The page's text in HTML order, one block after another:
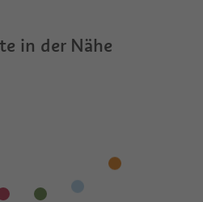
in der Nähe